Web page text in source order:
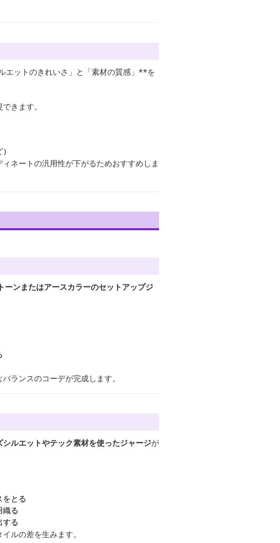
エットのきれいさ」と「素材の質感」**を
きます。
ネートの汎用性が下がるためおすすめしま
ーンまたはアースカラーのセットアップジ
ランスのコーデが完成します。
シルエットやテック素材を使ったジャージが
とる
織る
する
ルの差を生みます。